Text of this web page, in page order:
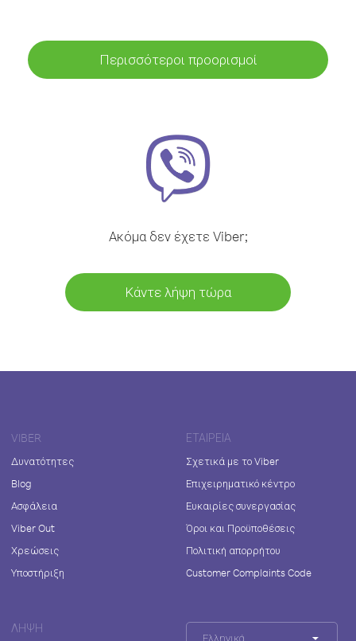
Περισσότεροι προορισμοί
Ακόμα δεν έχετε Viber;
Κάντε λήψη τώρα
VIBER
Δυνατότητες
Blog
Ασφάλεια
Viber Out
Χρεώσεις
Υποστήριξη
ΕΤΑΙΡΕΊΑ
Σχετικά με το Viber
Επιχειρηματικό κέντρο
Ευκαιρίες συνεργασίας
Όροι και Προϋποθέσεις
Πολιτική απορρήτου
Customer Complaints Code
ΛΉΨΗ
Ελληνικά